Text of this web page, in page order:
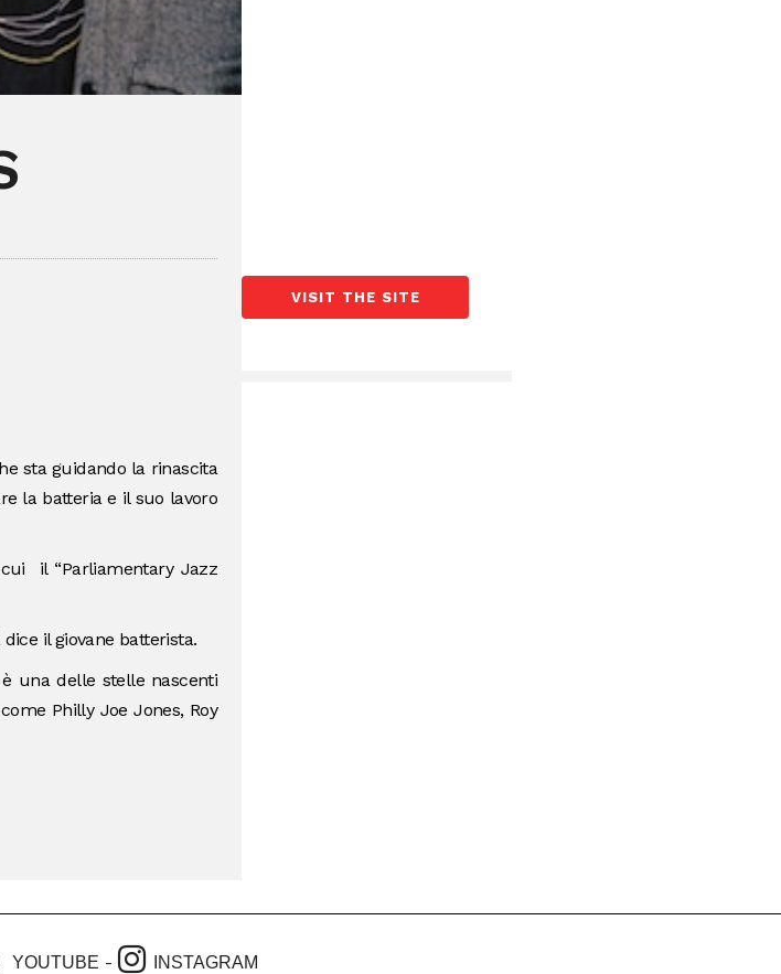
sta guidando la rinascita
la batteria e il suo lavoro
il “Parliamentary Jazz
il giovane batterista.
una delle stelle nascenti
Philly Joe Jones, Roy
VISIT THE SITE
YOUTUBE - INSTAGRAM